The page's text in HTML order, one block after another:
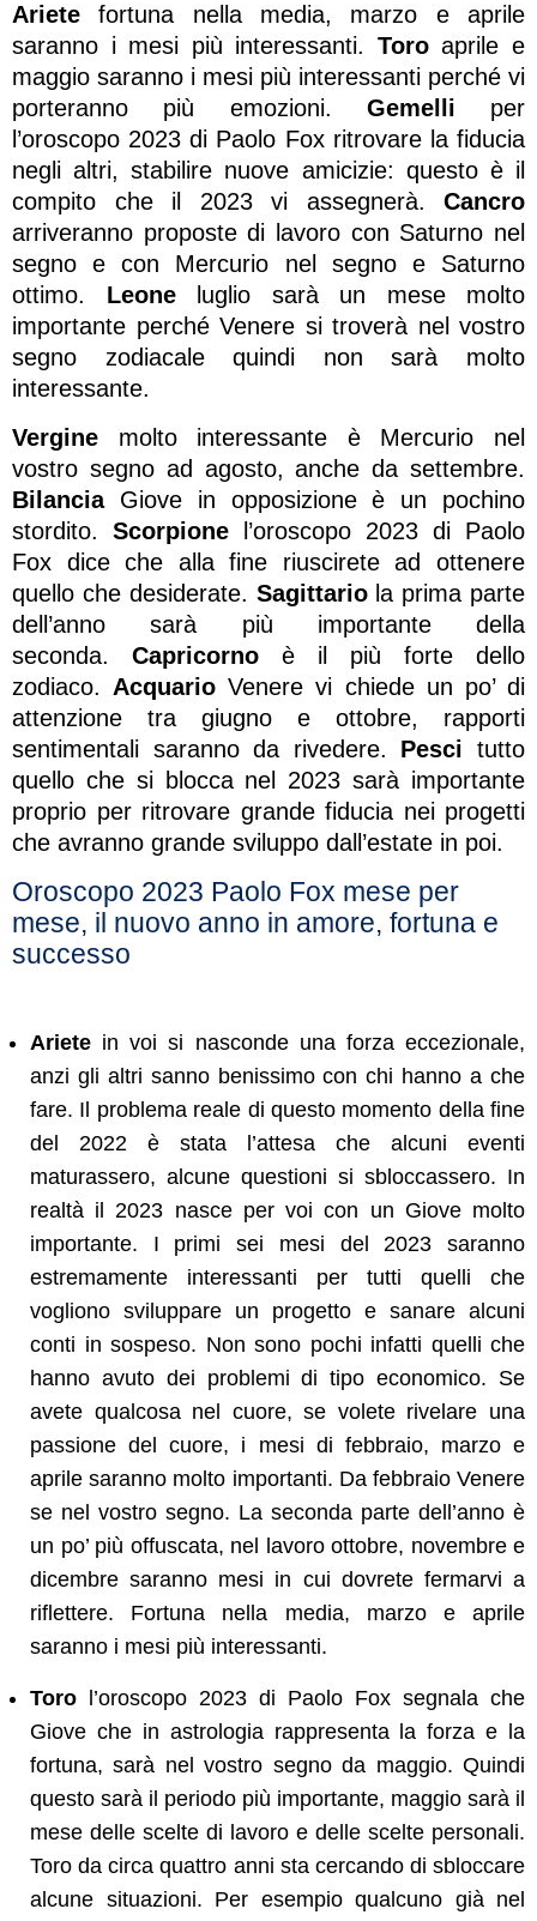
Ariete fortuna nella media, marzo e aprile
saranno i mesi più interessanti. Toroaprile e
maggio saranno i mesi più interessanti perché vi
porteranno più emozioni. Gemelli per
l’oroscopo 2023 di Paolo Fox ritrovare la fiducia
negli altri, stabilire nuove amicizie: questo è il
compito che il 2023 vi assegnerà. Cancro
arriveranno proposte di lavoro con Saturno nel
segno e con Mercurio nel segno e Saturno
ottimo. Leoneluglio sarà un mese molto
importante perché Venere si troverà nel vostro
segno zodiacale quindi non sarà molto
interessante.
Vergine molto interessante è Mercurio nel
vostro segno ad agosto, anche da settembre.
BilanciaGiove in opposizione è un pochino
stordito. Scorpione l’oroscopo 2023 di Paolo
Fox dice che alla fine riuscirete ad ottenere
quello che desiderate. Sagittariola prima parte
dell’anno sarà più importante della
seconda. Capricorno è il più forte dello
zodiaco. Acquario Venere vi chiede un po’ di
attenzione tra giugno e ottobre, rapporti
sentimentali saranno da rivedere. Pescitutto
quello che si blocca nel 2023 sarà importante
proprio per ritrovare grande fiducia nei progetti
che avranno grande sviluppo dall’estate in poi.
Oroscopo 2023 Paolo Fox mese per
mese, il nuovo anno in amore, fortuna e
successo
Ariete in voi si nasconde una forza eccezionale,
anzi gli altri sanno benissimo con chi hanno a che
fare. Il problema reale di questo momento della fine
del 2022 è stata l’attesa che alcuni eventi
maturassero, alcune questioni si sbloccassero. In
realtà il 2023 nasce per voi con un Giove molto
importante. I primi sei mesi del 2023 saranno
estremamente interessanti per tutti quelli che
vogliono sviluppare un progetto e sanare alcuni
conti in sospeso. Non sono pochi infatti quelli che
hanno avuto dei problemi di tipo economico. Se
avete qualcosa nel cuore, se volete rivelare una
passione del cuore, i mesi di febbraio, marzo e
aprile saranno molto importanti. Da febbraio Venere
se nel vostro segno. La seconda parte dell’anno è
un po’ più offuscata, nel lavoro ottobre, novembre e
dicembre saranno mesi in cui dovrete fermarvi a
riflettere. Fortuna nella media, marzo e aprile
saranno i mesi più interessanti.
Toro l’oroscopo 2023 di Paolo Fox segnala che
Giove che in astrologia rappresenta la forza e la
fortuna, sarà nel vostro segno da maggio. Quindi
questo sarà il periodo più importante, maggio sarà il
mese delle scelte di lavoro e delle scelte personali.
Toro da circa quattro anni sta cercando di sbloccare
alcune situazioni. Per esempio qualcuno già nel